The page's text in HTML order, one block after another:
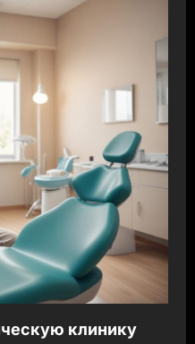
клинику